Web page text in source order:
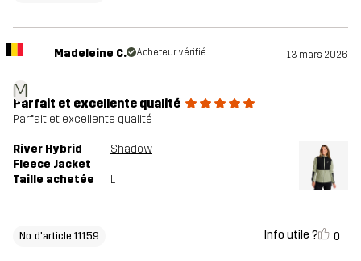
M
Madeleine C. Acheteur vérifié 13 mars 2026
Parfait et excellente qualité
Parfait et excellente qualité
River Hybrid
Fleece Jacket
Shadow
Taille achetée L
No. d'article 11159 Info utile ? 0